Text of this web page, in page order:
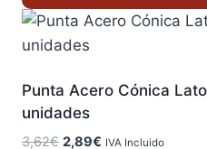
3,62€.2,89€.
Punta Acero Cónica
unidades
3,62€ El
2,89€ El
IVA Incluido